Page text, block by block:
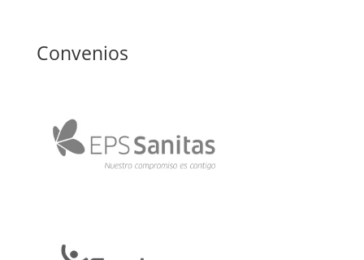
Convenios